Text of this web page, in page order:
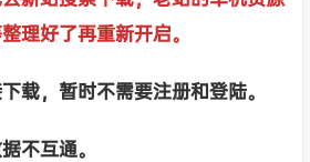
理好了再重新开启。
载，暂时不需要注册和登陆。
不互通。